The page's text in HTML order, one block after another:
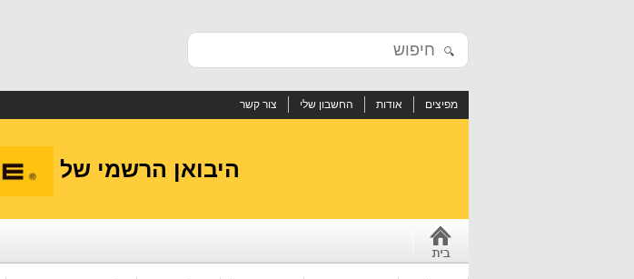
🔍
צור קשר החשבון שלי אודות מפיצים
היבואן הרשמי של